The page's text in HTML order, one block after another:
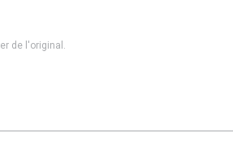
de l'original.